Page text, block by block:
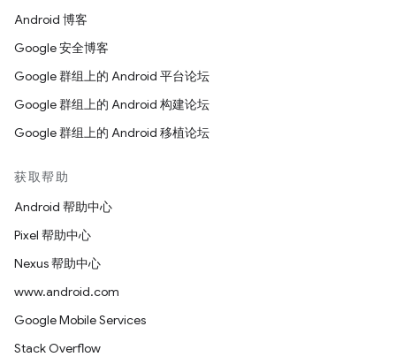
Android 博客
Google 安全博客
Google 群组上的 Android 平台论坛
Google 群组上的 Android 构建论坛
Google 群组上的 Android 移植论坛
获取帮助
Android 帮助中心
Pixel 帮助中心
Nexus 帮助中心
www.android.com
Google Mobile Services
Stack Overflow